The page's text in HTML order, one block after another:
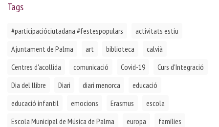
Tags
#participacióciutadana #festespopulars
activitats estiu
Ajuntament de Palma
art biblioteca
calvià
Centres d'acollida
comunicació Covid-19
Curs d'Integració
Dia del llibre
Diari diari menorca
educació
educació infantil
emocions Erasmus
escola
Escola Municipal de Música de Palma
europa
famílies